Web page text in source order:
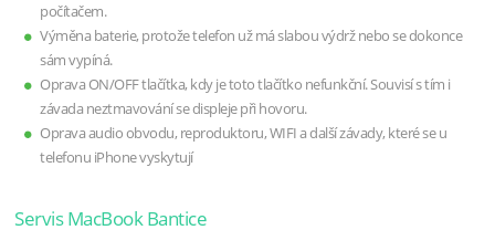
počítačem.
Výměna baterie, protože telefon už má slabou výdrž nebo se dokonce
sám vypíná.
Oprava ON/OFF tlačítka, kdy je toto tlačítko nefunkční. Souvisí s tím i
závada neztmavování se displeje při hovoru.
Oprava audio obvodu, reproduktoru, WIFI a další závady, které se u
telefonu iPhone vyskytují
Servis MacBook Bantice